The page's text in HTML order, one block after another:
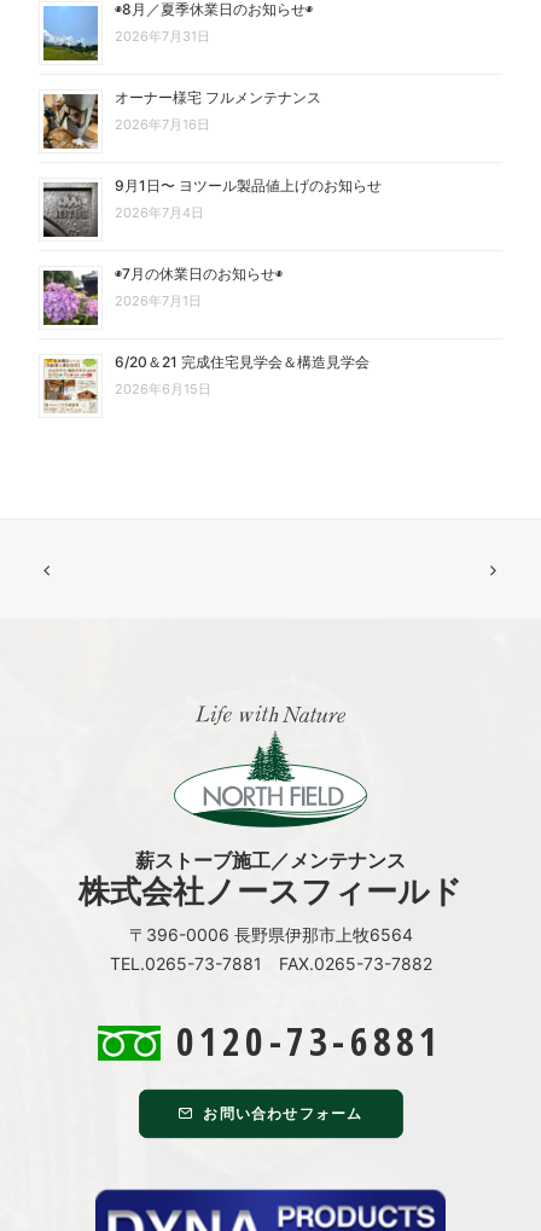
◉8月／夏季休業日のお知らせ◉
2026年7月31日
オーナー様宅 フルメンテナンス
2026年7月16日
9月1日〜 ヨツール製品値上げのお知らせ
2026年7月4日
◉7月の休業日のお知らせ◉
2026年7月1日
6/20＆21 完成住宅見学会＆構造見学会
2026年6月15日
薪ストーブ施工／メンテナンス
株式会社ノースフィールド
〒396-0006 長野県伊那市上牧6564
TEL.0265-73-7881 FAX.0265-73-7882
0120-73-6881
お問い合わせフォーム